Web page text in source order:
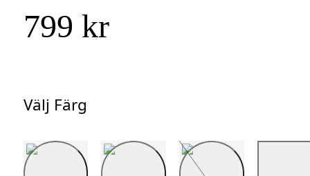
799 kr
Välj Färg
Välj Färg